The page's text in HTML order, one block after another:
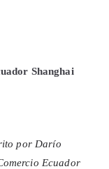
Shanghai
por Darío
Ecuador